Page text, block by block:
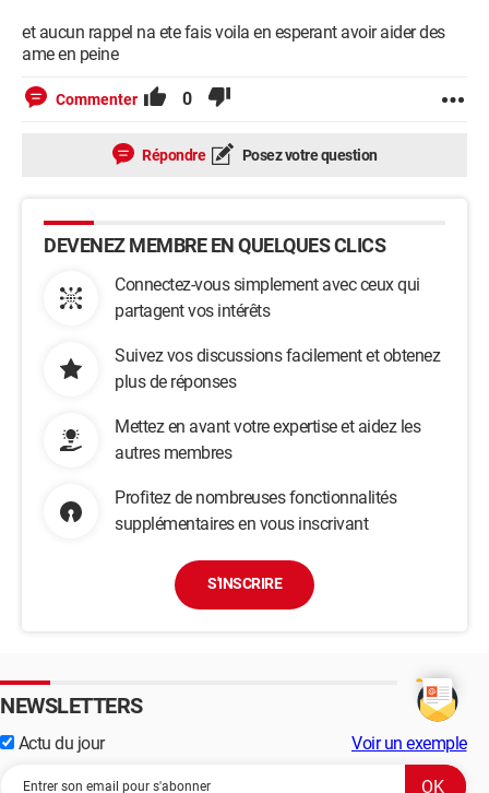
et aucun rappel na ete fais voila en esperant avoir aider des
ame en peine
Commenter 0
Répondre Posez votre question
DEVENEZ MEMBRE EN QUELQUES CLICS
Connectez-vous simplement avec ceux qui
partagent vos intérêts
Suivez vos discussions facilement et obtenez
plus de réponses
Mettez en avant votre expertise et aidez les
autres membres
Profitez de nombreuses fonctionnalités
supplémentaires en vous inscrivant
S'INSCRIRE
NEWSLETTERS
Actu du jour Voir un exemple